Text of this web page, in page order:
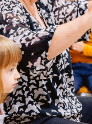
découvert l'axolotl
mais on veut
de l'herbe. Nous
?
?